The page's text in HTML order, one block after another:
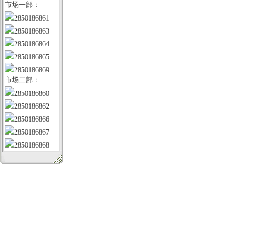
市场一部：
2850186861
2850186863
2850186864
2850186865
2850186869
市场二部：
2850186860
2850186862
2850186866
2850186867
2850186868